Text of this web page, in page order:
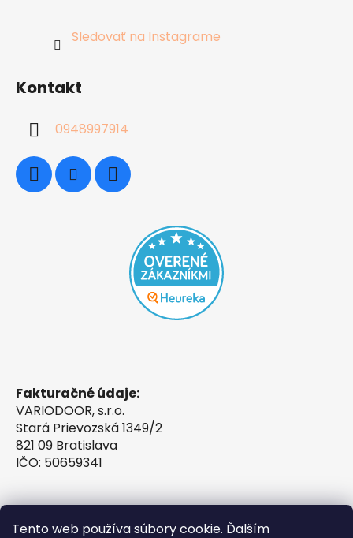
Tento web používa súbory cookie. Ďalším
Sledovať na Instagrame
Kontakt
0948997914
Fakturačné údaje:
VARIODOOR, s.r.o.
Stará Prievozská 1349/2
821 09 Bratislava
IČO: 50659341